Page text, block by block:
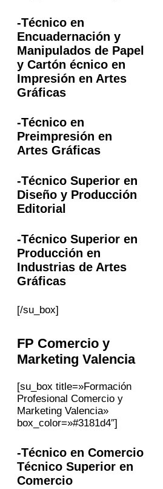
-Técnico en
Encuadernación y
Manipulados de Papel
y Cartón écnico en
Impresión en Artes
Gráficas
-Técnico en
Preimpresión en
Artes Gráficas
-Técnico Superior en
Diseño y Producción
Editorial
-Técnico Superior en
Producción en
Industrias de Artes
Gráficas
[/su_box]
FP Comercio y
Marketing Valencia
[su_box title=»Formación
Profesional Comercio y
Marketing Valencia»
box_color=»#3181d4″]
-Técnico en Comercio
Técnico Superior en
Comercio